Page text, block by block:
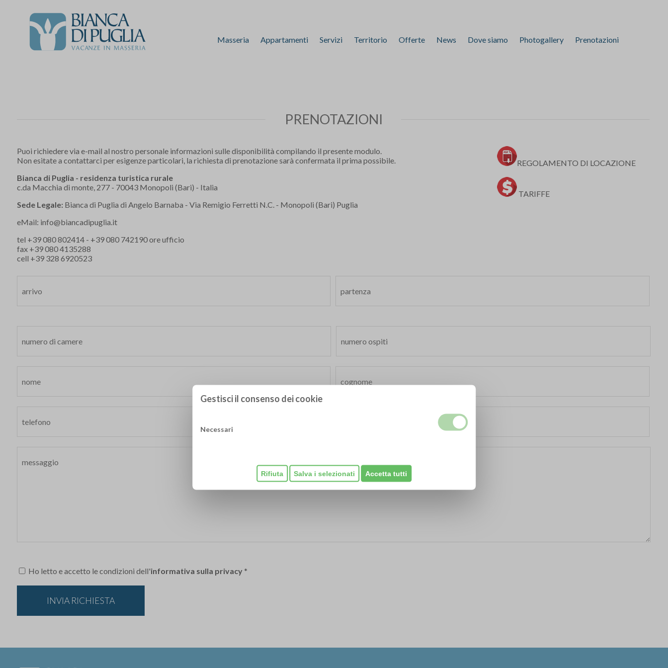
Masseria Appartamenti Servizi Territorio Offerte News Dove siamo Photogallery Prenotazioni
PRENOTAZIONI
Puoi richiedere via e-mail al nostro personale informazioni sulle disponibilità compilando il presente modulo.
Non esitate a contattarci per esigenze particolari, la richiesta di prenotazione sarà confermata il prima possibile.
Bianca di Puglia - residenza turistica rurale
c.da Macchia di monte, 277 - 70043 Monopoli (Bari) - Italia
Sede Legale: Bianca di Puglia di Angelo Barnaba - Via Remigio Ferretti N.C. - Monopoli (Bari) Puglia
eMail: info@biancadipuglia.it
tel +39 080 802414- +39 080 742190ore ufficio
fax +39 080 4135288
cell +39 328 6920523
REGOLAMENTO DI LOCAZIONE
TARIFFE
Ho letto e accetto le condizioni dell'informativa sulla privacy*
Gestisci il consenso dei cookie
Necessari
Rifiuta Salva i selezionati Accetta tutti